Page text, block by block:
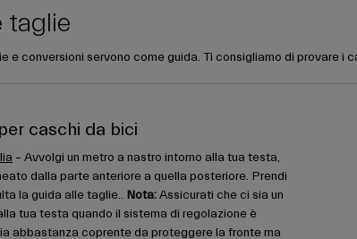
taglie
e conversioni servono come guida. Ti consigliamo di provare i
caschi da bici
– Avvolgi un metro a nastro intorno alla tua testa,
dalla parte anteriore a quella posteriore. Prendi
la guida alle taglie.. Nota:Assicurati che ci sia un
tua testa quando il sistema di regolazione è
abbastanza coprente da proteggere la fronte ma